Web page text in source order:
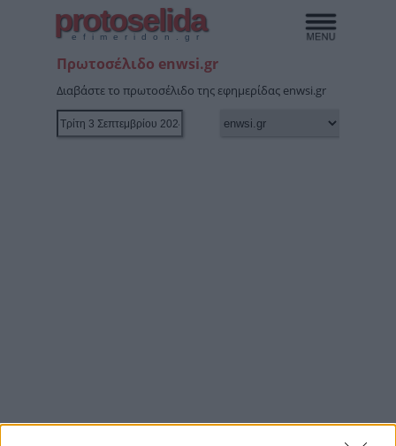
protoselida
efimeridon.gr
Πρωτοσέλιδο enwsi.gr
Διαβάστε το πρωτοσέλιδο της εφημερίδας enwsi.gr